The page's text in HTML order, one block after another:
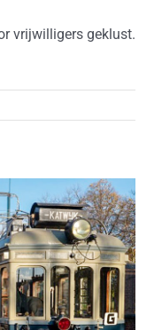
vrijwilligers geklust.